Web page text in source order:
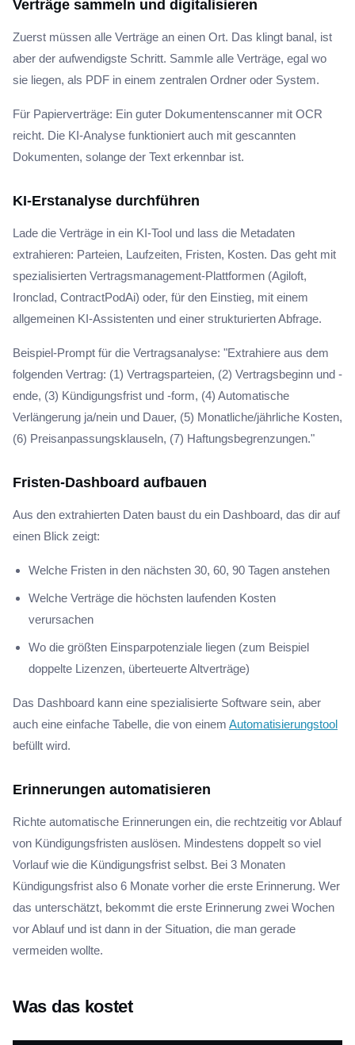
Verträge sammeln und digitalisieren
Zuerst müssen alle Verträge an einen Ort. Das klingt banal, ist
aber der aufwendigste Schritt. Sammle alle Verträge, egal wo
sie liegen, als PDF in einem zentralen Ordner oder System.
Für Papierverträge: Ein guter Dokumentenscanner mit OCR
reicht. Die KI-Analyse funktioniert auch mit gescannten
Dokumenten, solange der Text erkennbar ist.
KI-Erstanalyse durchführen
Lade die Verträge in ein KI-Tool und lass die Metadaten
extrahieren: Parteien, Laufzeiten, Fristen, Kosten. Das geht mit
spezialisierten Vertragsmanagement-Plattformen (Agiloft,
Ironclad, ContractPodAi) oder, für den Einstieg, mit einem
allgemeinen KI-Assistenten und einer strukturierten Abfrage.
Beispiel-Prompt für die Vertragsanalyse: "Extrahiere aus dem
folgenden Vertrag: (1) Vertragsparteien, (2) Vertragsbeginn und -
ende, (3) Kündigungsfrist und -form, (4) Automatische
Verlängerung ja/nein und Dauer, (5) Monatliche/jährliche Kosten,
(6) Preisanpassungsklauseln, (7) Haftungsbegrenzungen."
Fristen-Dashboard aufbauen
Aus den extrahierten Daten baust du ein Dashboard, das dir auf
einen Blick zeigt:
Welche Fristen in den nächsten 30, 60, 90 Tagen anstehen
Welche Verträge die höchsten laufenden Kosten
verursachen
Wo die größten Einsparpotenziale liegen (zum Beispiel
doppelte Lizenzen, überteuerte Altverträge)
Das Dashboard kann eine spezialisierte Software sein, aber
auch eine einfache Tabelle, die von einem Automatisierungstool
befüllt wird.
Erinnerungen automatisieren
Richte automatische Erinnerungen ein, die rechtzeitig vor Ablauf
von Kündigungsfristen auslösen. Mindestens doppelt so viel
Vorlauf wie die Kündigungsfrist selbst. Bei 3 Monaten
Kündigungsfrist also 6 Monate vorher die erste Erinnerung. Wer
das unterschätzt, bekommt die erste Erinnerung zwei Wochen
vor Ablauf und ist dann in der Situation, die man gerade
vermeiden wollte.
Was das kostet